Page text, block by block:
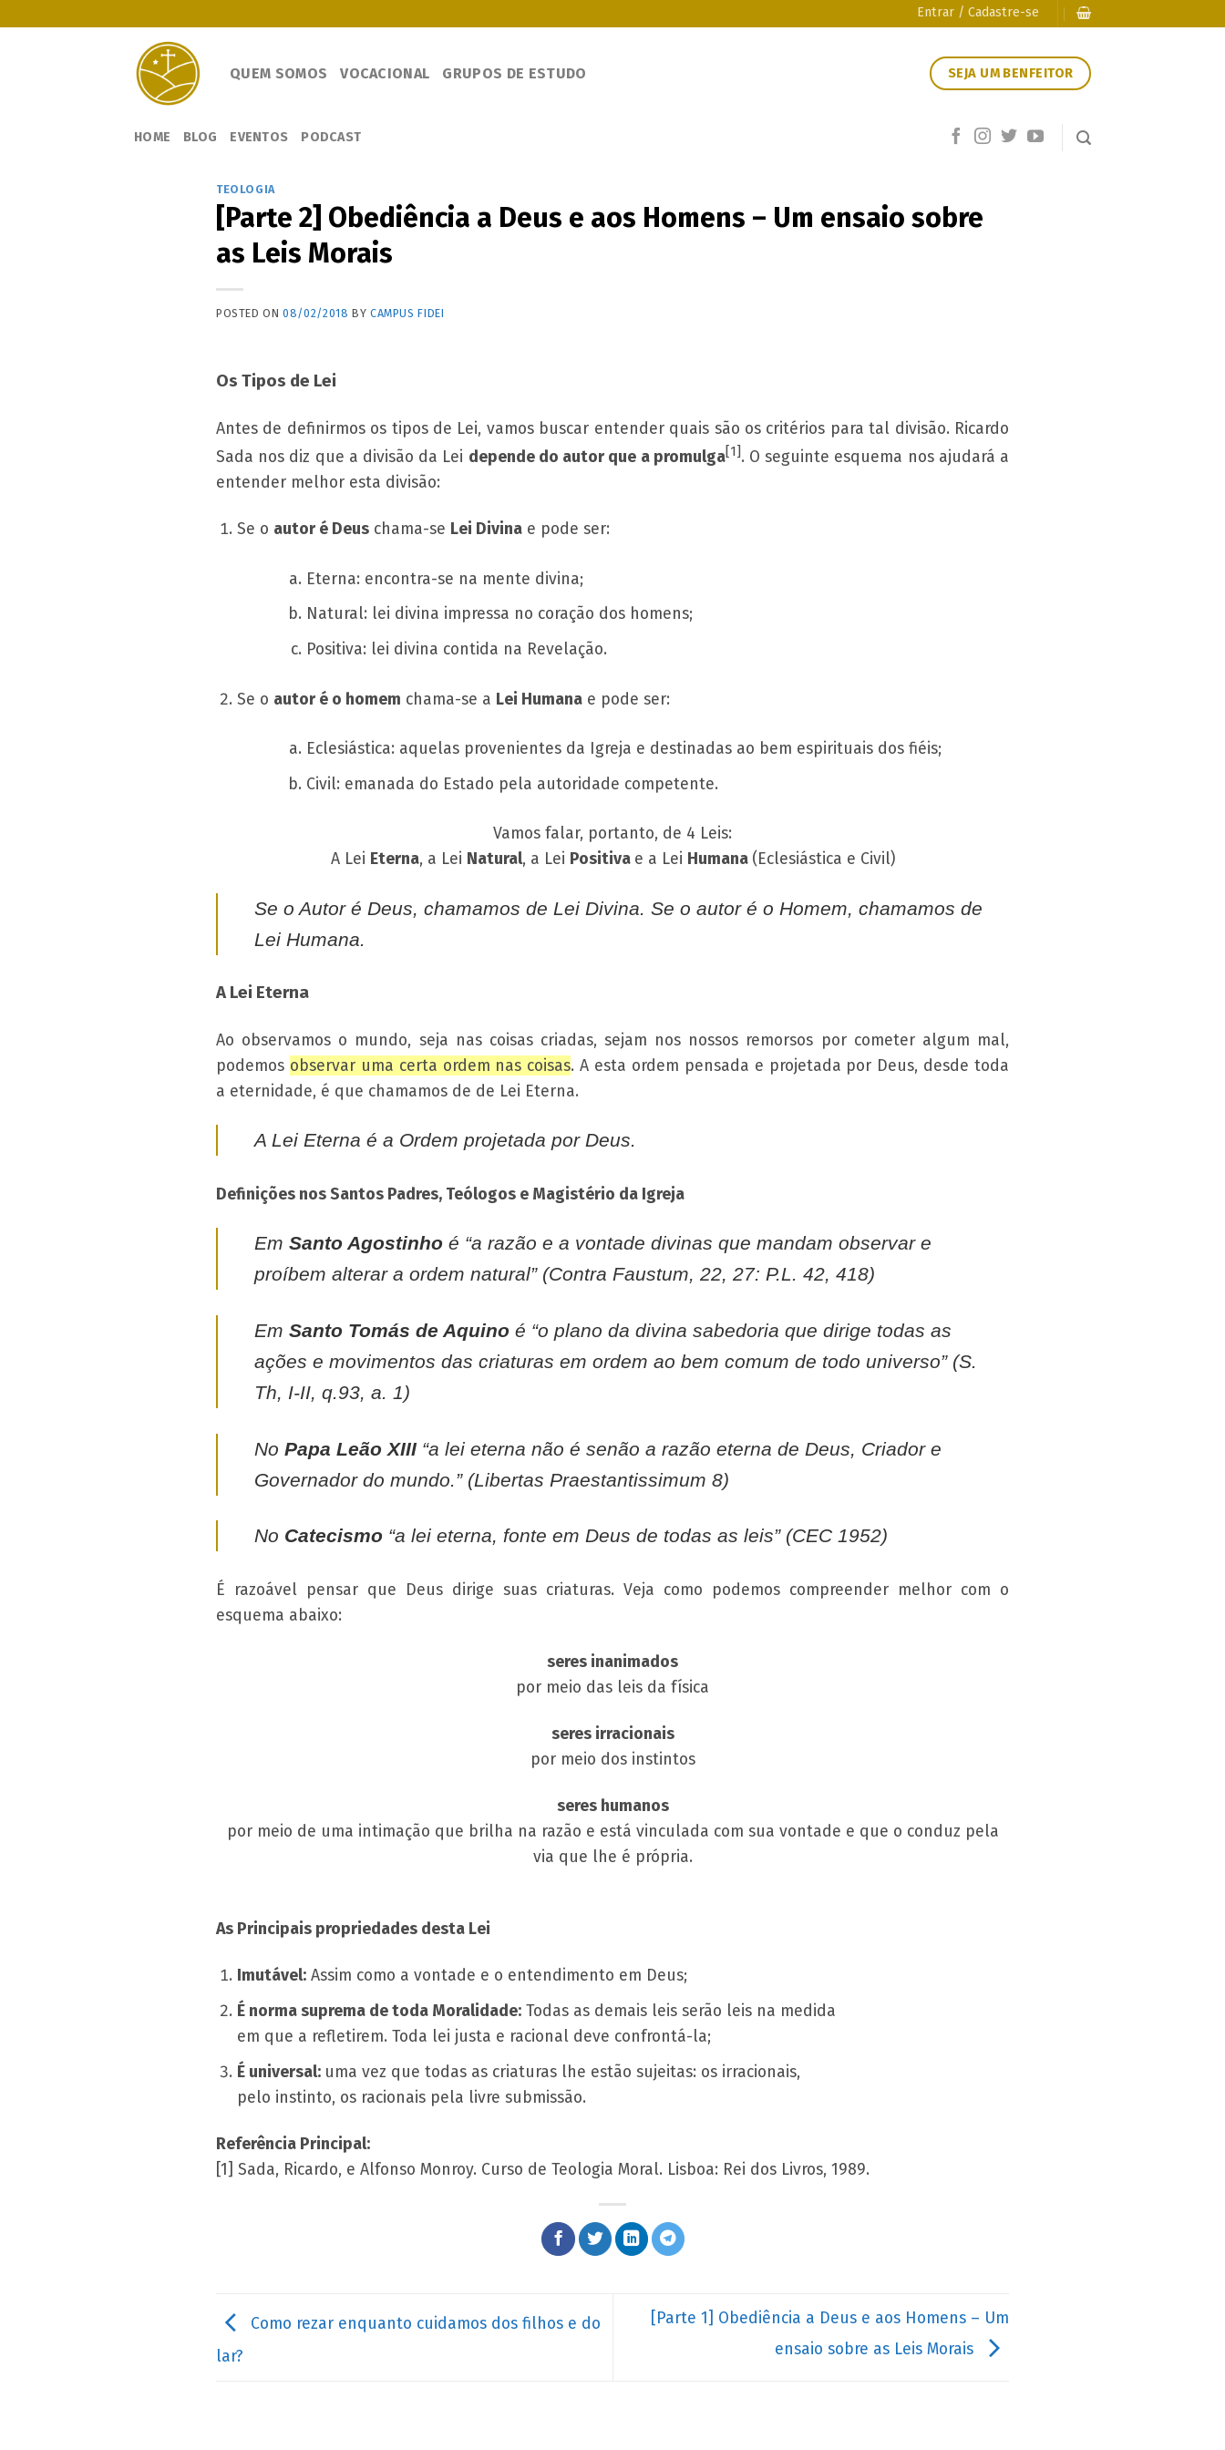
Entrar / Cadastre-se
QUEM SOMOS VOCACIONAL GRUPOS DE ESTUDO SEJA UM BENFEITOR
HOME BLOG EVENTOS PODCAST
TEOLOGIA
[Parte 2] Obediência a Deus e aos Homens – Um ensaio sobre
as Leis Morais
POSTED ON08/02/2018 BY CAMPUS FIDEI
Os Tipos de Lei
Antes de definirmos os tipos de Lei, vamos buscar entender quais são os critérios para tal divisão. Ricardo
Sada nos diz que a divisão da Lei depende do autor que a promulga[1]. O seguinte esquema nos ajudará a
entender melhor esta divisão:
Se o autor é Deus chama-se Lei Divina e pode ser:
Eterna: encontra-se na mente divina;
Natural: lei divina impressa no coração dos homens;
Positiva: lei divina contida na Revelação.
Se o autor é o homem chama-se a Lei Humana e pode ser:
Eclesiástica: aquelas provenientes da Igreja e destinadas ao bem espirituais dos fiéis;
Civil: emanada do Estado pela autoridade competente.
Vamos falar, portanto, de 4 Leis:
A Lei Eterna, a Lei Natural, a Lei Positiva e a Lei Humana (Eclesiástica e Civil)
Se o Autor é Deus, chamamos de Lei Divina. Se o autor é o Homem, chamamos de
Lei Humana.
A Lei Eterna
Ao observamos o mundo, seja nas coisas criadas, sejam nos nossos remorsos por cometer algum mal,
podemos observar uma certa ordem nas coisas. A esta ordem pensada e projetada por Deus, desde toda
a eternidade, é que chamamos de de Lei Eterna.
A Lei Eterna é a Ordem projetada por Deus.
Definições nos Santos Padres, Teólogos e Magistério da Igreja
Em Santo Agostinho é “a razão e a vontade divinas que mandam observar e
proíbem alterar a ordem natural” (Contra Faustum, 22, 27: P.L. 42, 418)
Em Santo Tomás de Aquino é “o plano da divina sabedoria que dirige todas as
ações e movimentos das criaturas em ordem ao bem comum de todo universo” (S.
Th, I-II, q.93, a. 1)
No Papa Leão XIII“a lei eterna não é senão a razão eterna de Deus, Criador e
Governador do mundo.” (Libertas Praestantissimum 8)
No Catecismo “a lei eterna, fonte em Deus de todas as leis” (CEC 1952)
É razoável pensar que Deus dirige suas criaturas. Veja como podemos compreender melhor com o
esquema abaixo:
seres inanimados
por meio das leis da física
seres irracionais
por meio dos instintos
seres humanos
por meio de uma intimação que brilha na razão e está vinculada com sua vontade e que o conduz pela
via que lhe é própria.
As Principais propriedades desta Lei
Imutável: Assim como a vontade e o entendimento em Deus;
É norma suprema de toda Moralidade: Todas as demais leis serão leis na medida
em que a refletirem. Toda lei justa e racional deve confrontá-la;
É universal: uma vez que todas as criaturas lhe estão sujeitas: os irracionais,
pelo instinto, os racionais pela livre submissão.
Referência Principal:
[1] Sada, Ricardo, e Alfonso Monroy. Curso de Teologia Moral. Lisboa: Rei dos Livros, 1989.
Como rezar enquanto cuidamos dos filhos e do
lar?
[Parte 1] Obediência a Deus e aos Homens – Um
ensaio sobre as Leis Morais